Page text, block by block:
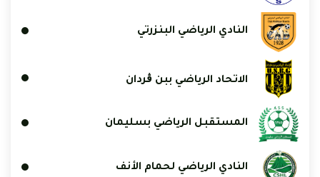
النادي الرياضي البنزرتي
الاتحاد الرياضي ببن ڨردان
المستقبل الرياضي بسليمان
النادي الرياضي لحمام الأنف